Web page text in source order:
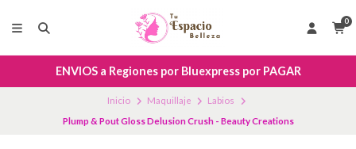
0
ENVIOS a Regiones por Bluexpress por PAGAR
Inicio Maquillaje
Labios
Plump & Pout Gloss Delusion Crush - Beauty Creations